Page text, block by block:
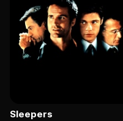
Sleepers